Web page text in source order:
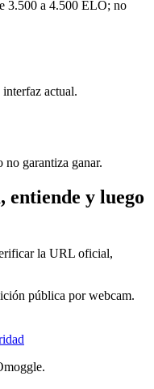
3.500 a 4.500 ELO; no
actual.
garantiza ganar.
y luego
la URL oficial,
pública por webcam.